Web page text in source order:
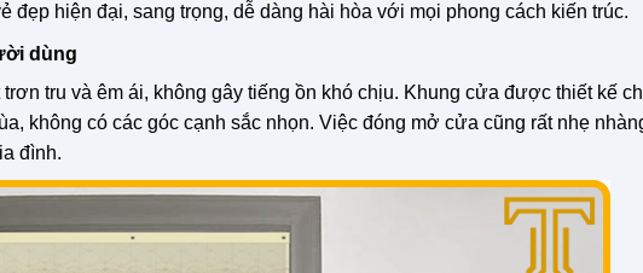
đẹp hiện đại, sang trọng, dễ dàng hài hòa với mọi phong cách kiến trúc.
dùng
tru và êm ái, không gây tiếng ồn khó chịu. Khung cửa được thiết kế
không có các góc cạnh sắc nhọn. Việc đóng mở cửa cũng rất nhẹ
đình.